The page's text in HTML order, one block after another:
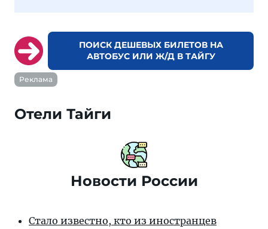
ПОИСК ДЕШЕВЫХ БИЛЕТОВ НА
АВТОБУС ИЛИ Ж/Д В ТАЙГУ
Реклама
Отели Тайги
Новости России
Стало известно, кто из иностранцев